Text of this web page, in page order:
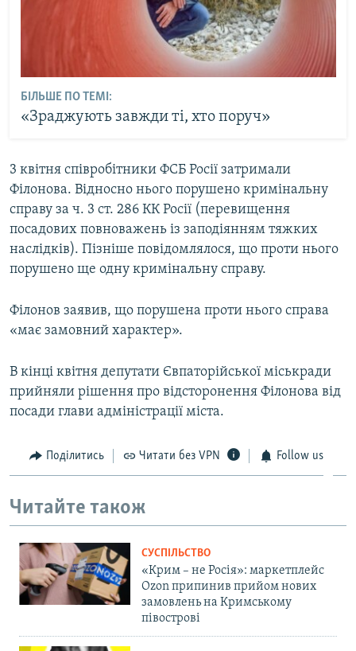
БІЛЬШЕ ПО ТЕМІ:
«Зраджують завжди ті, хто поруч»
3 квітня співробітники ФСБ Росії затримали
Філонова. Відносно нього порушено кримінальну
справу за ч. 3 ст. 286 КК Росії (перевищення
посадових повноважень із заподіянням тяжких
наслідків). Пізніше повідомлялося, що проти нього
порушено ще одну кримінальну справу.
Філонов заявив, що порушена проти нього справа
«має замовний характер».
В кінці квітня депутати Євпаторійської міськради
прийняли рішення про відсторонення Філонова від
посади глави адміністрації міста.
Поділитись Читати без VPN Follow us
Читайте також
СУСПІЛЬСТВО
«Крим – не Росія»: маркетплейс
Ozon припинив прийом нових
замовлень на Кримському
півострові